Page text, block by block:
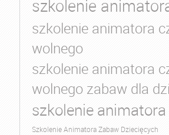
szkolenie
szkolenie animatora
wolnego
szkolenie animatora
wolnego zabaw dla
szkolenie
Szkolenie Animatora Zabaw Dziecięcych